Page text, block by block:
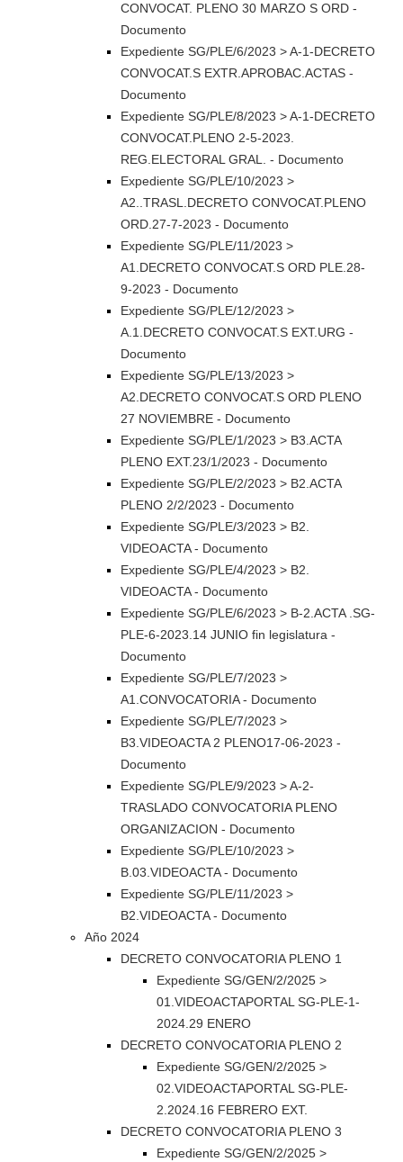
CONVOCAT. PLENO 30 MARZO S ORD -
Documento
Expediente SG/PLE/6/2023 > A-1-DECRETO
CONVOCAT.S EXTR.APROBAC.ACTAS -
Documento
Expediente SG/PLE/8/2023 > A-1-DECRETO
CONVOCAT.PLENO 2-5-2023.
REG.ELECTORAL GRAL. - Documento
Expediente SG/PLE/10/2023 >
A2..TRASL.DECRETO CONVOCAT.PLENO
ORD.27-7-2023 - Documento
Expediente SG/PLE/11/2023 >
A1.DECRETO CONVOCAT.S ORD PLE.28-
9-2023 - Documento
Expediente SG/PLE/12/2023 >
A.1.DECRETO CONVOCAT.S EXT.URG -
Documento
Expediente SG/PLE/13/2023 >
A2.DECRETO CONVOCAT.S ORD PLENO
27 NOVIEMBRE - Documento
Expediente SG/PLE/1/2023 > B3.ACTA
PLENO EXT.23/1/2023 - Documento
Expediente SG/PLE/2/2023 > B2.ACTA
PLENO 2/2/2023 - Documento
Expediente SG/PLE/3/2023 > B2.
VIDEOACTA - Documento
Expediente SG/PLE/4/2023 > B2.
VIDEOACTA - Documento
Expediente SG/PLE/6/2023 > B-2.ACTA .SG-
PLE-6-2023.14 JUNIO fin legislatura -
Documento
Expediente SG/PLE/7/2023 >
A1.CONVOCATORIA - Documento
Expediente SG/PLE/7/2023 >
B3.VIDEOACTA 2 PLENO17-06-2023 -
Documento
Expediente SG/PLE/9/2023 > A-2-
TRASLADO CONVOCATORIA PLENO
ORGANIZACION - Documento
Expediente SG/PLE/10/2023 >
B.03.VIDEOACTA - Documento
Expediente SG/PLE/11/2023 >
B2.VIDEOACTA - Documento
Año 2024
DECRETO CONVOCATORIA PLENO 1
Expediente SG/GEN/2/2025 >
01.VIDEOACTAPORTAL SG-PLE-1-
2024.29 ENERO
DECRETO CONVOCATORIA PLENO 2
Expediente SG/GEN/2/2025 >
02.VIDEOACTAPORTAL SG-PLE-
2.2024.16 FEBRERO EXT.
DECRETO CONVOCATORIA PLENO 3
Expediente SG/GEN/2/2025 >